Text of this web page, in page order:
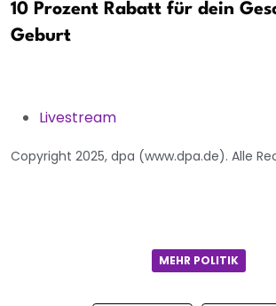
10 Prozent Rabatt für dein
Geburt
Livestream
Copyright 2025, dpa (www.dpa.de). Alle
MEHR POLITIK